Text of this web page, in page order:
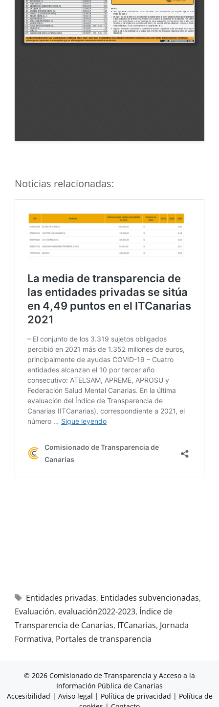
Noticias relacionadas:
Entidades privadas, Entidades subvencionadas,
Evaluación, evaluación2022-2023, Índice de
Transparencia de Canarias, ITCanarias, Jornada
Formativa, Portales de transparencia
© 2026 Comisionado de Transparencia y Acceso a la
Información Pública de Canarias
Accesibilidad | Aviso legal | Política de privacidad | Política de